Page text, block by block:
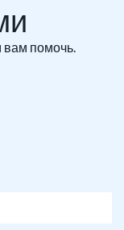
помочь.